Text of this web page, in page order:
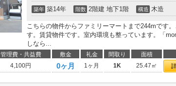
築年 築14年 階数 2階建 地下1階 構造 木造
こちらの物件からファミリーマートまで244mです
す。賃貸物件です。室内環境も整っています。「
しなら...
管理費・共益費 敷金 礼金 間取り 面積
4,100円 0ヶ月 1ヶ月 1K 25.47㎡